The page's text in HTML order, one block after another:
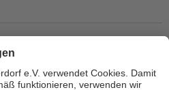
(m/w/d) als
Bereich